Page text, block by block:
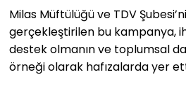
Milas Müftülüğü ve TDV
gerçekleştirilen bu kampanya,
destek olmanın ve toplumsal
örneği olarak hafızalarda yer